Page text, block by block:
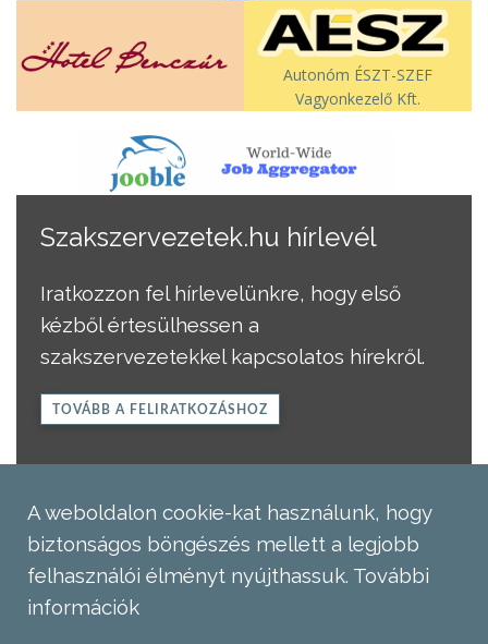
Autonóm ÉSZT-SZEF
Vagyonkezelő Kft.
Szakszervezetek.hu hírlevél
Iratkozzon fel hírlevelünkre, hogy első
kézből értesülhessen a
szakszervezetekkel kapcsolatos hírekről.
TOVÁBB A FELIRATKOZÁSHOZ
A weboldalon cookie-kat használunk, hogy
biztonságos böngészés mellett a legjobb
felhasználói élményt nyújthassuk. További
információk